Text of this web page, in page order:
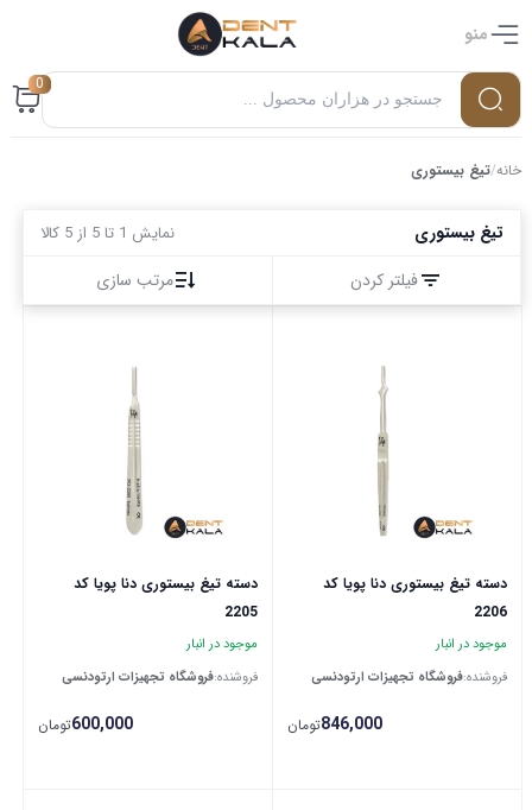
منو
0
خانه/تیغ بیستوری
تیغ بیستوری نمایش 1 تا 5 از 5 کالا
فیلتر کردن مرتب سازی
دسته تیغ بیستوری دنا پویا کد
2206
موجود در انبار
فروشنده:فروشگاه تجهیزات ارتودنسی
846,000تومان
دسته تیغ بیستوری دنا پویا کد
2205
موجود در انبار
فروشنده:فروشگاه تجهیزات ارتودنسی
600,000تومان